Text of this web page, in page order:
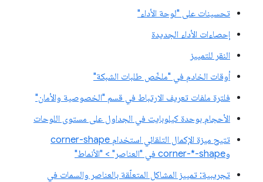
تحسينات على "لوحة الأداء"
إحصاءات الأداء الجديدة
النقر للتمييز
أوقات الخادم في "ملخّص طلبات الشبكة"
فلترة ملفات تعريف الارتباط في قسم "الخصوصية والأمان"
الأحجام بوحدة كيلوبايت في الجداول على مستوى اللوحات
تتيح ميزة الإكمال التلقائي استخدام corner-shape
وcorner-*-shape في "العناصر" > "الأنماط"
تجريبية: تمييز المشاكل المتعلّقة بالعناصر والسمات في